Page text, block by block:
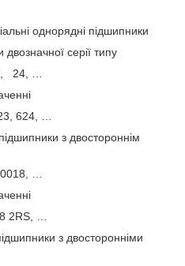
однорядні підшипники
серії типу
…
…
з двостороннім
…
…
з двосторонніми